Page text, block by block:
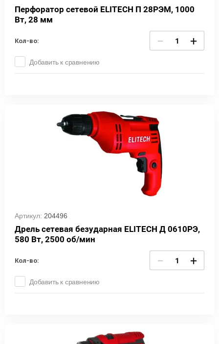
Перфоратор сетевой ELITECH П 28РЭМ, 1000
Вт, 28 мм
Кол-во: − +
Добавить к сравнению
Артикул: 204496
Дрель сетевая безударная ELITECH Д 0610РЭ,
580 Вт, 2500 об/мин
Кол-во: − +
Добавить к сравнению